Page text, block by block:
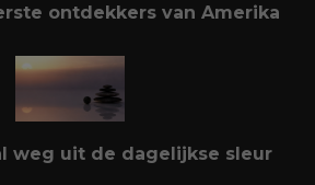
ontdekkers van Amerika
weg uit de dagelijkse sleur